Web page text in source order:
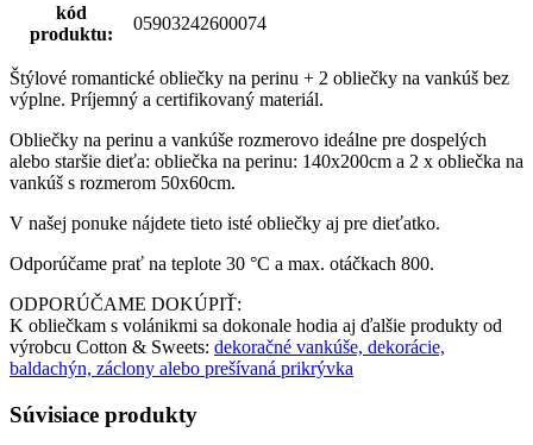
kód
produktu:
05903242600074
Štýlové romantické obliečky na perinu + 2 obliečky na vankúš bez
výplne. Príjemný a certifikovaný materiál.
Obliečky na perinu a vankúše rozmerovo ideálne pre dospelých
alebo staršie dieťa: obliečka na perinu: 140x200cm a 2 x obliečka na
vankúš s rozmerom 50x60cm.
V našej ponuke nájdete tieto isté obliečky aj pre dieťatko.
Odporúčame prať na teplote 30 °C a max. otáčkach 800.
ODPORÚČAME DOKÚPIŤ:
K obliečkam s volánikmi sa dokonale hodia aj ďalšie produkty od
výrobcu Cotton & Sweets: dekoračné vankúše, dekorácie,
baldachýn, záclony alebo prešívaná prikrývka
Súvisiace produkty